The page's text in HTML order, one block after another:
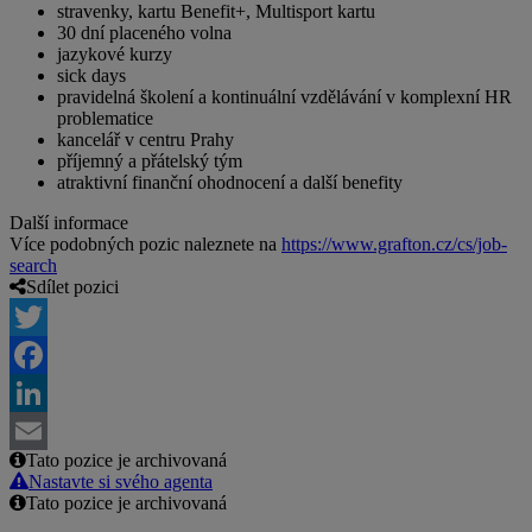
stravenky, kartu Benefit+, Multisport kartu
30 dní placeného volna
jazykové kurzy
sick days
pravidelná školení a kontinuální vzdělávání v komplexní HR
problematice
kancelář v centru Prahy
příjemný a přátelský tým
atraktivní finanční ohodnocení a další benefity
Další informace
Více podobných pozic naleznete na https://www.grafton.cz/cs/job-
search
Sdílet pozici
Twitter
Facebook
LinkedIn
Email
Tato pozice je archivovaná
Nastavte si svého agenta
Tato pozice je archivovaná